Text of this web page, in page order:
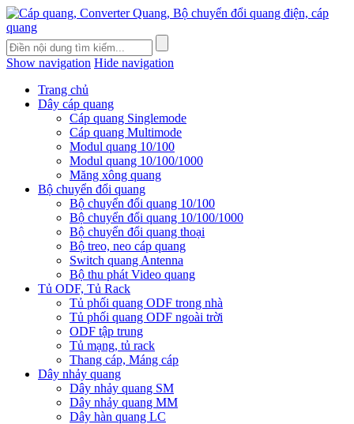
Show navigation Hide navigation
Trang chủ
Dây cáp quang
Cáp quang Singlemode
Cáp quang Multimode
Modul quang 10/100
Modul quang 10/100/1000
Măng xông quang
Bộ chuyển đổi quang
Bộ chuyển đổi quang 10/100
Bộ chuyển đổi quang 10/100/1000
Bộ chuyển đổi quang thoại
Bộ treo, neo cáp quang
Switch quang Antenna
Bộ thu phát Video quang
Tủ ODF, Tủ Rack
Tủ phối quang ODF trong nhà
Tủ phối quang ODF ngoài trời
ODF tập trung
Tủ mạng, tủ rack
Thang cáp, Máng cáp
Dây nhảy quang
Dây nhảy quang SM
Dây nhảy quang MM
Dây hàn quang LC